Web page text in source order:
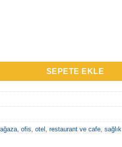
adet
SEPETE EKLE
, ofis, otel , restaurant ve cafe, sağlık